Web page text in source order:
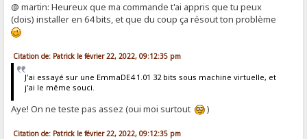
@ martin: Heureux que ma commande t'ai appris que tu peux
(dois) installer en 64 bits, et que du coup ça résout ton problème
Citation de: Patrick le février 22, 2022, 09:12:35 pm
J'ai essayé sur une EmmaDE4 1.01 32 bits sous machine virtuelle, et
j'ai le même souci.
Aye! On ne teste pas assez (oui moi surtout )
Citation de: Patrick le février 22, 2022, 09:12:35 pm